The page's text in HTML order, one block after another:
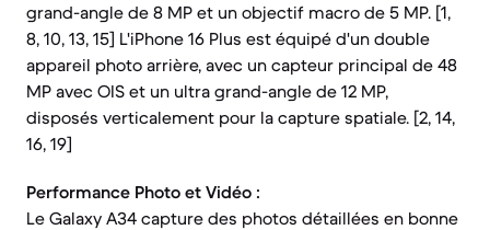
grand-angle de 8 MP et un objectif macro de 5 MP. [1,
8, 10, 13, 15] L'iPhone 16 Plus est équipé d'un double
appareil photo arrière, avec un capteur principal de 48
MP avec OIS et un ultra grand-angle de 12 MP,
disposés verticalement pour la capture spatiale. [2, 14,
16, 19]
Performance Photo et Vidéo :
Le Galaxy A34 capture des photos détaillées en bonne